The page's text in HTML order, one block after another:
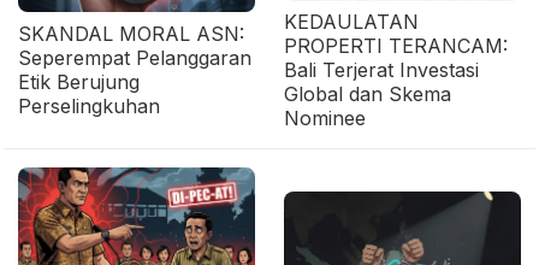
SKANDAL MORAL ASN:
Seperempat Pelanggaran
Etik Berujung
Perselingkuhan
KEDAULATAN
PROPERTI TERANCAM:
Bali Terjerat Investasi
Global dan Skema
Nominee